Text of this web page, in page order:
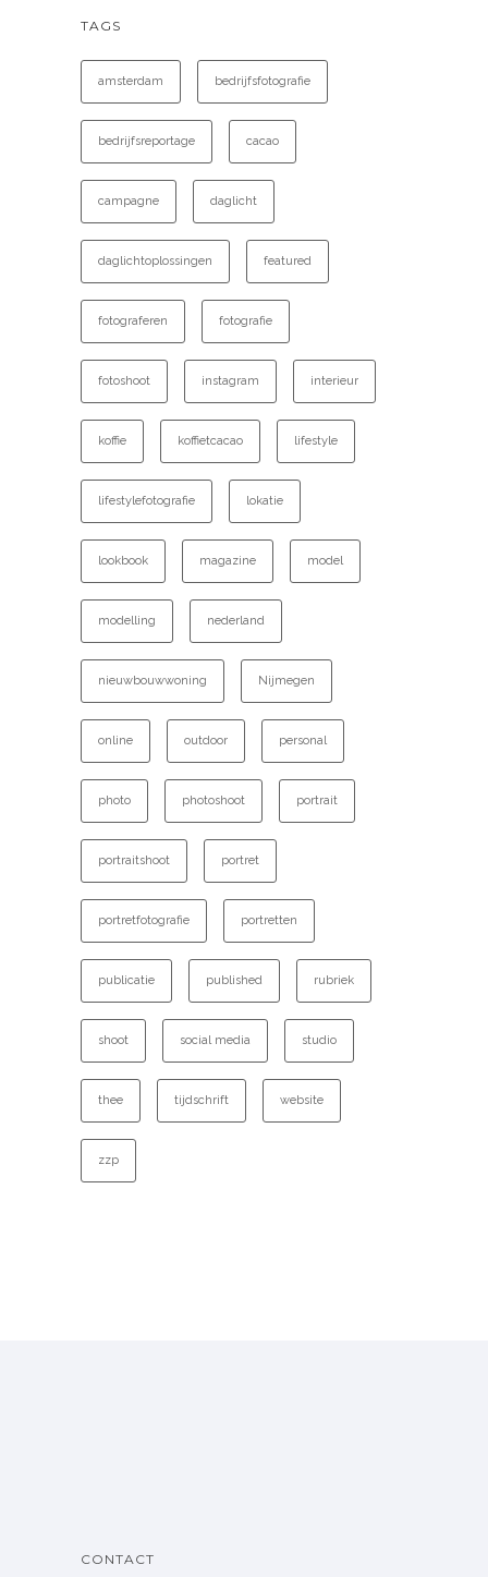
TAGS
amsterdam bedrijfsfotografie
bedrijfsreportage cacao
campagne daglicht
daglichtoplossingen featured
fotograferen fotografie
fotoshoot instagram interieur
koffie koffietcacao lifestyle
lifestylefotografie lokatie
lookbook magazine model
modelling nederland
nieuwbouwwoning Nijmegen
online outdoor personal
photo photoshoot portrait
portraitshoot portret
portretfotografie portretten
publicatie published rubriek
shoot social media studio
thee tijdschrift website
zzp
CONTACT